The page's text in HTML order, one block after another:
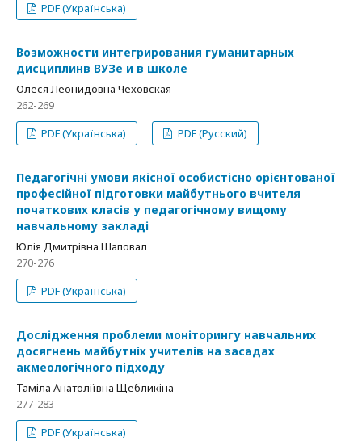
PDF (Українська)
Возможности интегрирования гуманитарных
дисциплинв ВУЗе и в школе
Олеся Леонидовна Чеховская
262-269
PDF (Українська)
PDF (Русский)
Педагогічні умови якісної особистісно орієнтованої
професійної підготовки майбутнього вчителя
початкових класів у педагогічному вищому
навчальному закладі
Юлія Дмитрівна Шаповал
270-276
PDF (Українська)
Дослідження проблеми моніторингу навчальних
досягнень майбутніх учителів на засадах
акмеологічного підходу
Таміла Анатоліївна Щебликіна
277-283
PDF (Українська)